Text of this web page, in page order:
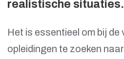
realistische situaties.
Het is essentieel om bij de
opleidingen te zoeken